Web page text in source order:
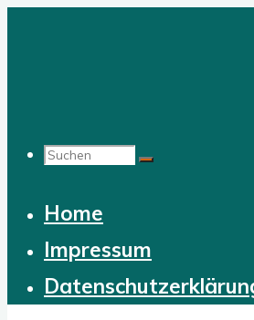
Suchen
Home
Impressum